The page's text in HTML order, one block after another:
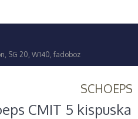
SG 20, W140, fadoboz
SCHOEPS
CMIT 5 kispuska